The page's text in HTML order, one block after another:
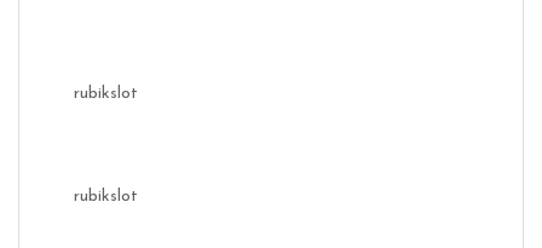
rubikslot
rubikslot